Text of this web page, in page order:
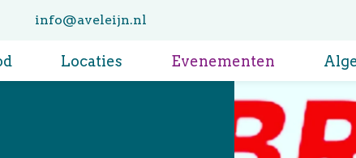
info@aveleijn.nl
Locaties Evenementen